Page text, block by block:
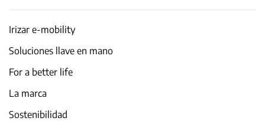
Irizar e-mobility
Soluciones llave en mano
For a better life
La marca
Sostenibilidad